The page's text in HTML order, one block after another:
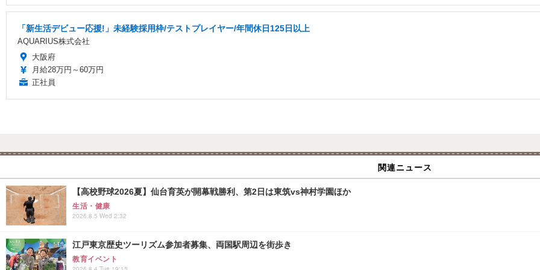
「新生活デビュー応援!」未経験採用枠/テストプレイヤー/年間休日125日以上
AQUARIUS株式会社
大阪府
月給28万円～60万円
正社員
関連ニュース
【高校野球2026夏】仙台育英が開幕戦勝利、第2日は東筑vs神村学園ほか
生活・健康
2026.8.5 Wed 2:32
江戸東京歴史ツーリズム参加者募集、両国駅周辺を街歩き
教育イベント